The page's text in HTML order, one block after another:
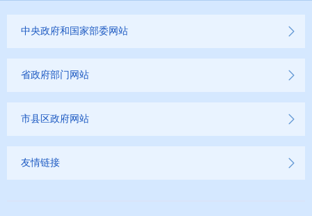
中央政府和国家部委网站
省政府部门网站
市县区政府网站
友情链接